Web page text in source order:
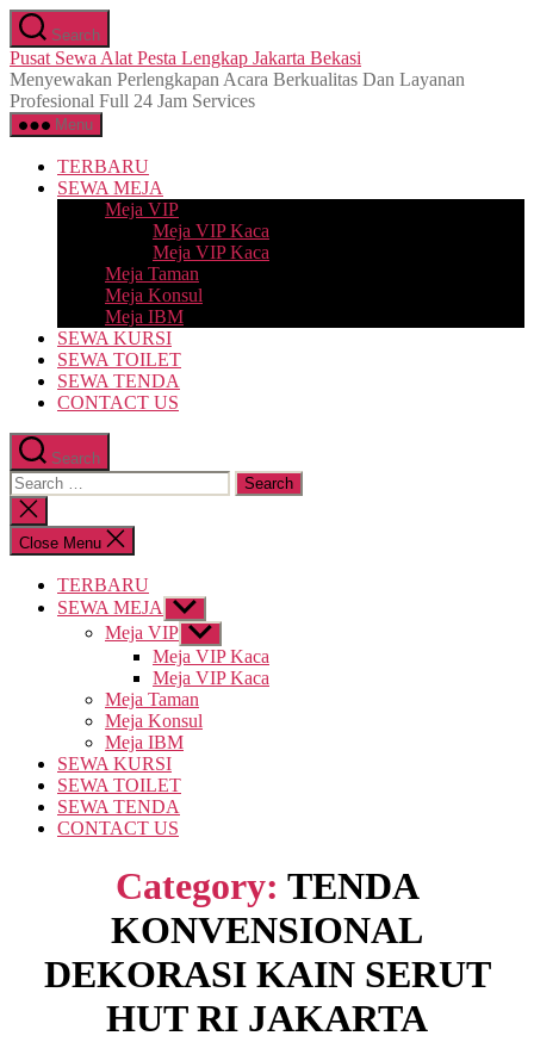
Skip
to
the
content
Search
Pusat Sewa Alat Pesta Lengkap Jakarta Bekasi
Menyewakan Perlengkapan Acara Berkualitas Dan Layanan
Profesional Full 24 Jam Services
Menu
TERBARU
SEWA MEJA
Meja VIP
Meja VIP Kaca
Meja VIP Kaca
Meja Taman
Meja Konsul
Meja IBM
SEWA KURSI
SEWA TOILET
SEWA TENDA
CONTACT US
Search
Search
for:
Close
search
Close Menu
TERBARU
SEWA MEJA
Show
sub
menu
Meja VIP Show
sub
menu
Meja VIP Kaca
Meja VIP Kaca
Meja Taman
Meja Konsul
Meja IBM
SEWA KURSI
SEWA TOILET
SEWA TENDA
CONTACT US
Category: TENDA
KONVENSIONAL
DEKORASI KAIN SERUT
HUT RI JAKARTA